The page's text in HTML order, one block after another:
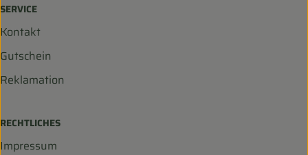
SERVICE
Kontakt
Gutschein
Reklamation
RECHTLICHES
Impressum